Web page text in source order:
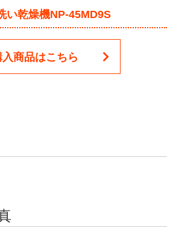
い乾燥機NP-45MD9S
入商品はこちら